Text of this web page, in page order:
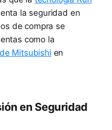
la seguridad en
de compra se
como la
Mitsubishi en
en Seguridad